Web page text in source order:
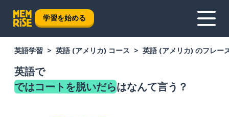
学習を始める
英語学習 英語 (アメリカ) コース 英語 (アメリカ) のフレー
英語で
ではコートを脱いだらはなんて言う？